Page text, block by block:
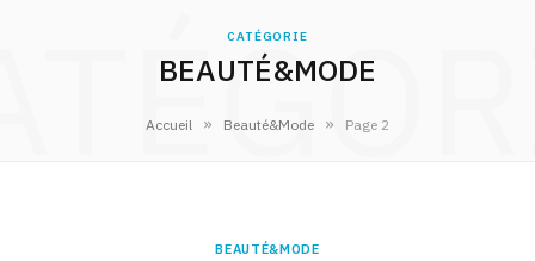
CATÉGORIE
BEAUTÉ&MODE
Accueil » Beauté&Mode » Page 2
BEAUTÉ&MODE